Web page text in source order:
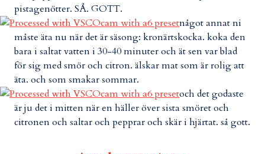
pistagenötter. SÅ. GOTT.
något annat ni
måste äta nu när det är säsong: kronärtskocka. koka den
bara i saltat vatten i 30-40 minuter och ät sen var blad
för sig med smör och citron. älskar mat som är rolig att
äta. och som smakar sommar.
och det godaste
är ju det i mitten när en häller över sista smöret och
citronen och saltar och pepprar och skär i hjärtat. så gott.